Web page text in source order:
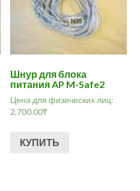
Шнур для блока
питания AP M-Safe2
Цена для физических лиц:
2,700.00₸
КУПИТЬ